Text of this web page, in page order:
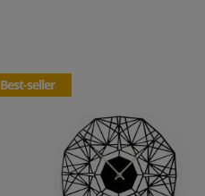
Best-seller